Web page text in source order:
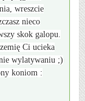
wreszcie
nieco
skok galopu.
Ci ucieka
wylatywaniu ;)
koniom :